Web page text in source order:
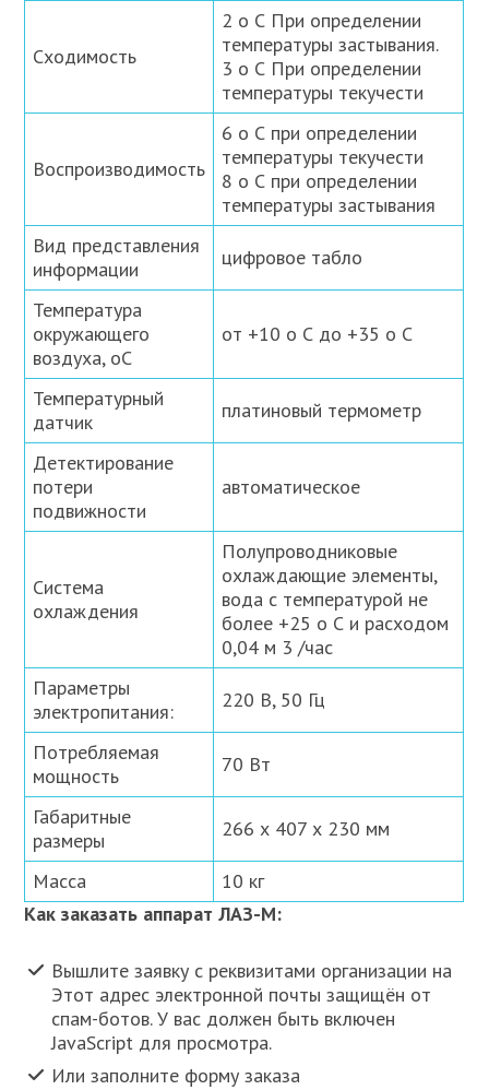
Сходимость
2 о С При определении
температуры застывания.
3 о С При определении
температуры текучести
Воспроизводимость
6 о С при определении
температуры текучести
8 о С при определении
температуры застывания
Вид представления
информации
цифровое табло
Температура
окружающего
воздуха, оС
от +10 о С до +35 о С
Температурный
датчик
платиновый термометр
Детектирование
потери
подвижности
автоматическое
Система
охлаждения
Полупроводниковые
охлаждающие элементы,
вода с температурой не
более +25 о С и расходом
0,04 м 3 /час
Параметры
электропитания:
220 В, 50 Гц
Потребляемая
мощность
70 Вт
Габаритные
размеры
266 х 407 х 230 мм
Масса
10 кг
Как заказать аппарат ЛАЗ-М:
Вышлите заявку с реквизитами организации на
Этот адрес электронной почты защищён от
спам-ботов. У вас должен быть включен
JavaScript для просмотра.
Или заполните форму заказа